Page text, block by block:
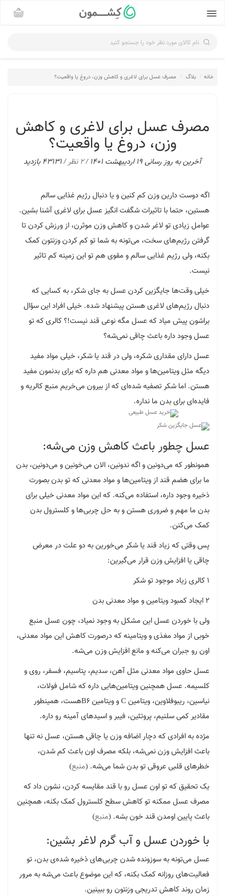
نام کالای مورد نظر خود را جستجو کنید
خانه بلاگ مصرف عسل برای لاغری و کاهش وزن، دروغ یا واقعیت؟
مصرف عسل برای لاغری و کاهش
وزن، دروغ یا واقعیت؟
آخرین به روز رسانی 19 اردیبهشت 1401 / 2 نظر / 43131 بازدید
اگه دوست دارین وزن کم کنین و یا دنبال رژیم غذایی سالم
هستین، حتما با تاثیرات شگفت انگیز عسل برای لاغری آشنا بشین.
عوامل زیادی تو لاغر شدن و کاهش وزن موثرن، از ورزش کردن تا
گرفتن رژیم‌های سخت، می‌تونه به شما تو کم کردن وزنتون کمک
بکنه، ولی رژیم غذایی سالم و مقوی هم تو این زمینه کم تاثیر
نیست.
خیلی وقت‌ها جایگزین کردن عسل به جای شکر، به کسایی که
دنبال رژیم‌های لاغری هستن پیشنهاد شده. خیلی افراد این سؤال
براشون پیش میاد که عسل مگه نوعی قند نیست!؟ کالری که تو
عسل وجود داره باعث چاقی نمی‌شه؟
عسل دارای مقداری شکره، ولی در قند یا شکر، خیلی مواد مفید
دیگه مثل ویتامین‌ها و مواد معدنی هم داره که برای بدنمون مفید
هستن. اما شکر تصفیه شده‌ای که از بیرون می‌خریم منبع کالریه و
فایده‌ای برای بدن ما نداره.
عسل چطور باعث کاهش وزن می‌شه:
همونطور که می‌دونین و اگه ندونین، الان می‌خونین و می‌دونین، بدن
ما برای هضم قند از ویتامین‌ها و مواد معدنی که تو بدن بصورت
ذخیره وجود داره، استفاده می‌کنه. که این مواد معدنی خیلی برای
بدن ما مهم و ضروری هستن و به حل چربی‌ها و کلسترول بدن
کمک می‌کنن.
پس وقتی که زیاد قند یا شکر می‌خورین به دو علت در معرض
چاقی یا افزایش وزن قرار می‌گیرین:
1 کالری زیاد موجود تو شکر
2 ایجاد کمبود ویتامین و مواد معدنی بدن
ولی با خوردن عسل این مشکل به وجود نمیاد، چون عسل منبع
خوبی از مواد مغذی و ویتامینه که درصورت کاهش این مواد معدنی،
اون رو جبران می‌کنه و مانع افزایش وزن می‌شه.
عسل حاوی مواد معدنی مثل آهن، سدیم، پتاسیم، فسفر، روی و
کلسیمه. عسل همچنین ویتامین‌هایی داره که شامل فولات،
نیاسین، ریبوفلاوین، ویتامین C و ویتامین B6هست، همینطور
مقادیر کمی سلنیم، پروتئین، فیبر و اسیدهای آمینه رو داره.
مژده به افرادی که دچار اضافه وزن یا چاقی هستن، عسل نه تنها
باعث افزایش وزن نمی‌شه، بلکه مصرف اون باعث کم شدن،
خطرهای قلبی عروقی تو بدن شما می‌شه. (منبع)
یک تحقیق که تو اون عسل رو با قند مقایسه کردن، نشون داد که
مصرف عسل ممکنه تو کاهش سطح کلسترول کمک بکنه، همچنین
باعث پایین اومدن قند خون بشه. (منبع)
با خوردن عسل و آب گرم لاغر بشین:
عسل می‌تونه به سوزونده شدن چربی‌های ذخیره شده‌ی بدن، تو
فعالیت‌های روزانه کمک بکنه، که این موضوع باعث می‌شه به مرور
زمان روند کاهش تدریجی وزنتون رو ببینین.